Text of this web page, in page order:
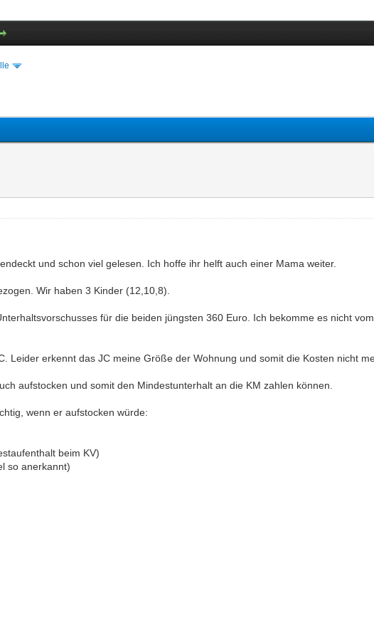
und schon viel gelesen. Ich hoffe ihr helft auch einer Mama weiter.
Wir haben 3 Kinder (12,10,8).
für die beiden jüngsten 360 Euro. Ich bekomme es nicht
Leider erkennt das JC meine Größe der Wohnung und somit die Kosten nicht
aufstocken und somit den Mindestunterhalt an die KM zahlen können.
wenn er aufstocken würde:
beim KV)
so anerkannt)